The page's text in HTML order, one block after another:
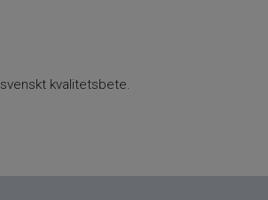
kvalitetsbete.